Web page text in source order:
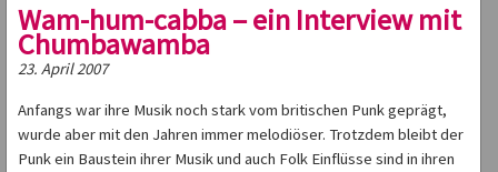
Wam-hum-cabba – ein Interview mit
Chumbawamba
23. April 2007
Anfangs war ihre Musik noch stark vom britischen Punk geprägt,
wurde aber mit den Jahren immer melodiöser. Trotzdem bleibt der
Punk ein Baustein ihrer Musik und auch Folk Einflüsse sind in ihren